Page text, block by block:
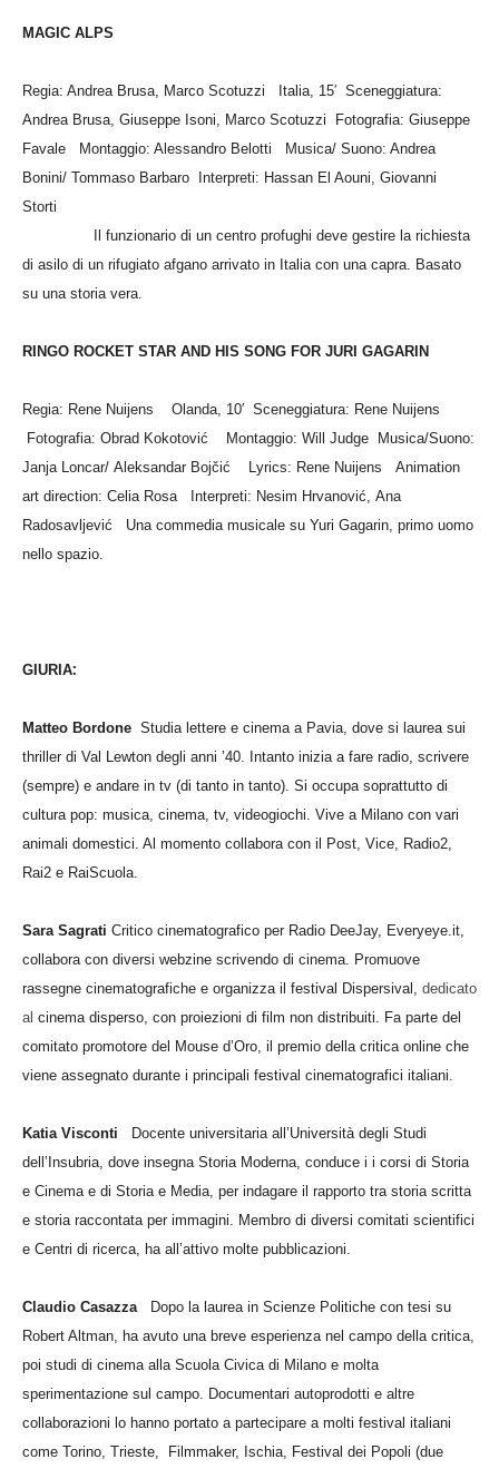
MAGIC ALPS
Regia: Andrea Brusa, Marco Scotuzzi Italia, 15′ Sceneggiatura:
Andrea Brusa, Giuseppe Isoni, Marco Scotuzzi Fotografia: Giuseppe
Favale Montaggio: Alessandro Belotti Musica/ Suono: Andrea
Bonini/ Tommaso Barbaro Interpreti: Hassan El Aouni, Giovanni
Storti
Il funzionario di un centro profughi deve gestire la richiesta
di asilo di un rifugiato afgano arrivato in Italia con una capra. Basato
su una storia vera.
RINGO ROCKET STAR AND HIS SONG FOR JURI GAGARIN
Regia: Rene Nuijens Olanda, 10′ Sceneggiatura: Rene Nuijens
Fotografia: Obrad Kokotović Montaggio: Will Judge Musica/Suono:
Janja Loncar/ Aleksandar Bojčić Lyrics: Rene Nuijens Animation
art direction: Celia Rosa Interpreti: Nesim Hrvanović, Ana
Radosavljević Una commedia musicale su Yuri Gagarin, primo uomo
nello spazio.
GIURIA:
Matteo Bordone Studia lettere e cinema a Pavia, dove si laurea sui
thriller di Val Lewton degli anni ’40. Intanto inizia a fare radio, scrivere
(sempre) e andare in tv (di tanto in tanto). Si occupa soprattutto di
cultura pop: musica, cinema, tv, videogiochi. Vive a Milano con vari
animali domestici. Al momento collabora con il Post, Vice, Radio2,
Rai2 e RaiScuola.
Sara Sagrati Critico cinematografico per Radio DeeJay, Everyeye.it,
collabora con diversi webzine scrivendo di cinema. Promuove
rassegne cinematografiche e organizza il festival Dispersival, dedicato
al cinema disperso, con proiezioni di film non distribuiti. Fa parte del
comitato promotore del Mouse d’Oro, il premio della critica online che
viene assegnato durante i principali festival cinematografici italiani.
Katia Visconti Docente universitaria all’Università degli Studi
dell’Insubria, dove insegna Storia Moderna, conduce i i corsi di Storia
e Cinema e di Storia e Media, per indagare il rapporto tra storia scritta
e storia raccontata per immagini. Membro di diversi comitati scientifici
e Centri di ricerca, ha all’attivo molte pubblicazioni.
Claudio Casazza Dopo la laurea in Scienze Politiche con tesi su
Robert Altman, ha avuto una breve esperienza nel campo della critica,
poi studi di cinema alla Scuola Civica di Milano e molta
sperimentazione sul campo. Documentari autoprodotti e altre
collaborazioni lo hanno portato a partecipare a molti festival italiani
come Torino, Trieste, Filmmaker, Ischia, Festival dei Popoli (due